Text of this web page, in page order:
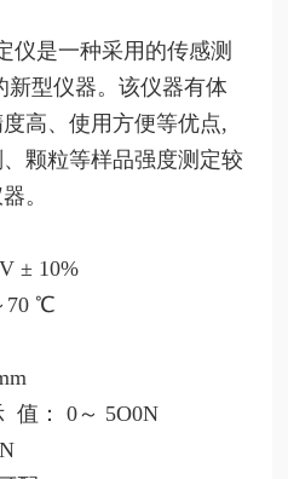
仪是一种采用的传感测
新型仪器。该仪器有体
高、使用方便等优点,
颗粒等样品强度测定较
。
± 10%
70 ℃
值： 0～ 5O0N